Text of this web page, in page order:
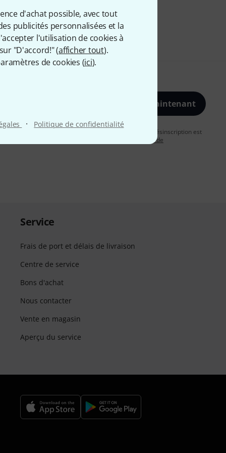
d'achat possible, avec tout
publicités personnalisées et la
l'utilisation de cookies à
"D'accord!" (afficher tout).
de cookies (ici).
· Politique de confidentialité
S'inscrire maintenant
acceptez de recevoir des publicités par e-mail. La désinscription est
Politique de
Service
Frais de port et délais de livraison
Centre de service
Bons d'achat
Nous contacter
Vente en magasin
Aperçu du service